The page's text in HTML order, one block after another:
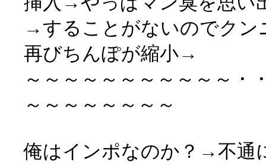
→することがないのでク
再びちんぽが縮小→
～～～～～～～～～～～・
～～～～～～～～
俺はインポなのか？→不通